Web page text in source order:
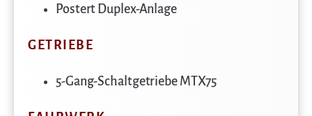
Postert Duplex-Anlage
GETRIEBE
5-Gang-Schaltgetriebe MTX75